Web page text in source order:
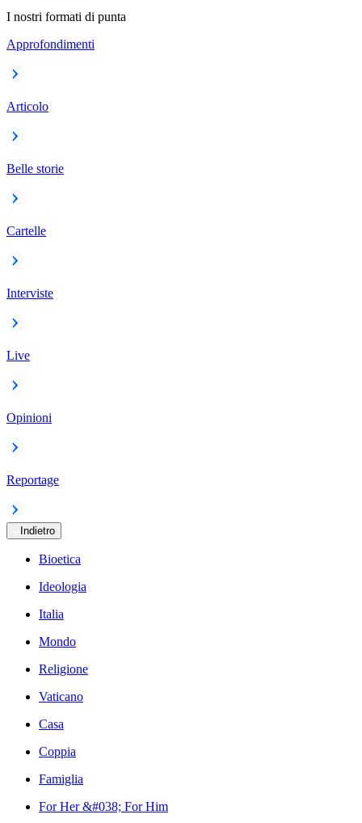
I nostri formati di punta
Approfondimenti
Articolo
Belle storie
Cartelle
Interviste
Live
Opinioni
Reportage
Indietro
Bioetica
Ideologia
Italia
Mondo
Religione
Vaticano
Casa
Coppia
Famiglia
For Her &#038; For Him